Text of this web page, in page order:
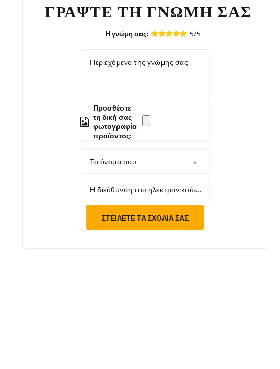
ΓΡΆΨΤΕ ΤΗ ΓΝΏΜΗ ΣΑΣ
Η γνώμη σας: 5/5
Περιεχόμενο της γνώμης σας
Προσθέστε
τη δική σας
φωτογραφία
προϊόντος:
Το όνομα σου
Η διεύθυνση του ηλεκτρονικού σου ταχυδρομείου
ΣΤΕΊΛΕΤΕ ΤΑ ΣΧΌΛΙΆ ΣΑΣ